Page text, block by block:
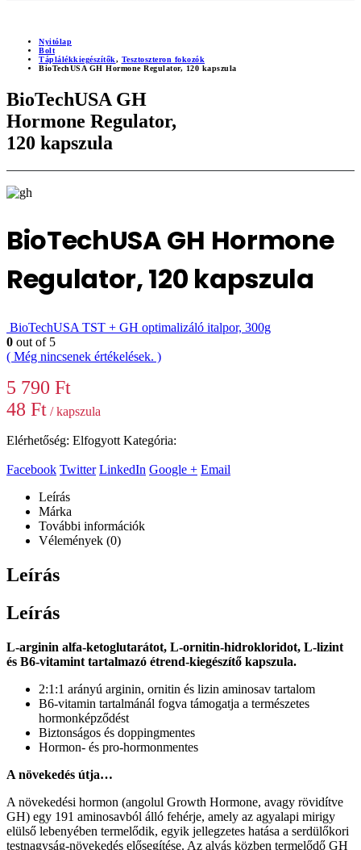
Nyitólap
Bolt
Táplálékkiegészítők, Tesztoszteron fokozók
BioTechUSA GH Hormone Regulator, 120 kapszula
BioTechUSA GH
Hormone Regulator,
120 kapszula
BioTechUSA GH Hormone
Regulator, 120 kapszula
BioTechUSA TST + GH optimalizáló italpor, 300g
0 out of 5
( Még nincsenek értékelések. )
5 790 Ft
48 Ft / kapszula
Elérhetőség: Elfogyott Kategória:
Facebook Twitter LinkedIn Google + Email
Leírás
Márka
További információk
Vélemények (0)
Leírás
Leírás
L-arginin alfa-ketoglutarátot, L-ornitin-hidrokloridot, L-lizint
és B6-vitamint tartalmazó étrend-kiegészítő kapszula.
2:1:1 arányú arginin, ornitin és lizin aminosav tartalom
B6-vitamin tartalmánál fogva támogatja a természetes
hormonképződést
Biztonságos és doppingmentes
Hormon- és pro-hormonmentes
A növekedés útja…
A növekedési hormon (angolul Growth Hormone, avagy rövidítve
GH) egy 191 aminosavból álló fehérje, amely az agyalapi mirigy
elülső lebenyében termelődik, egyik jellegzetes hatása a serdülőkori
testnagyság-növekedés elősegítése. Az alvás közben termelődő GH